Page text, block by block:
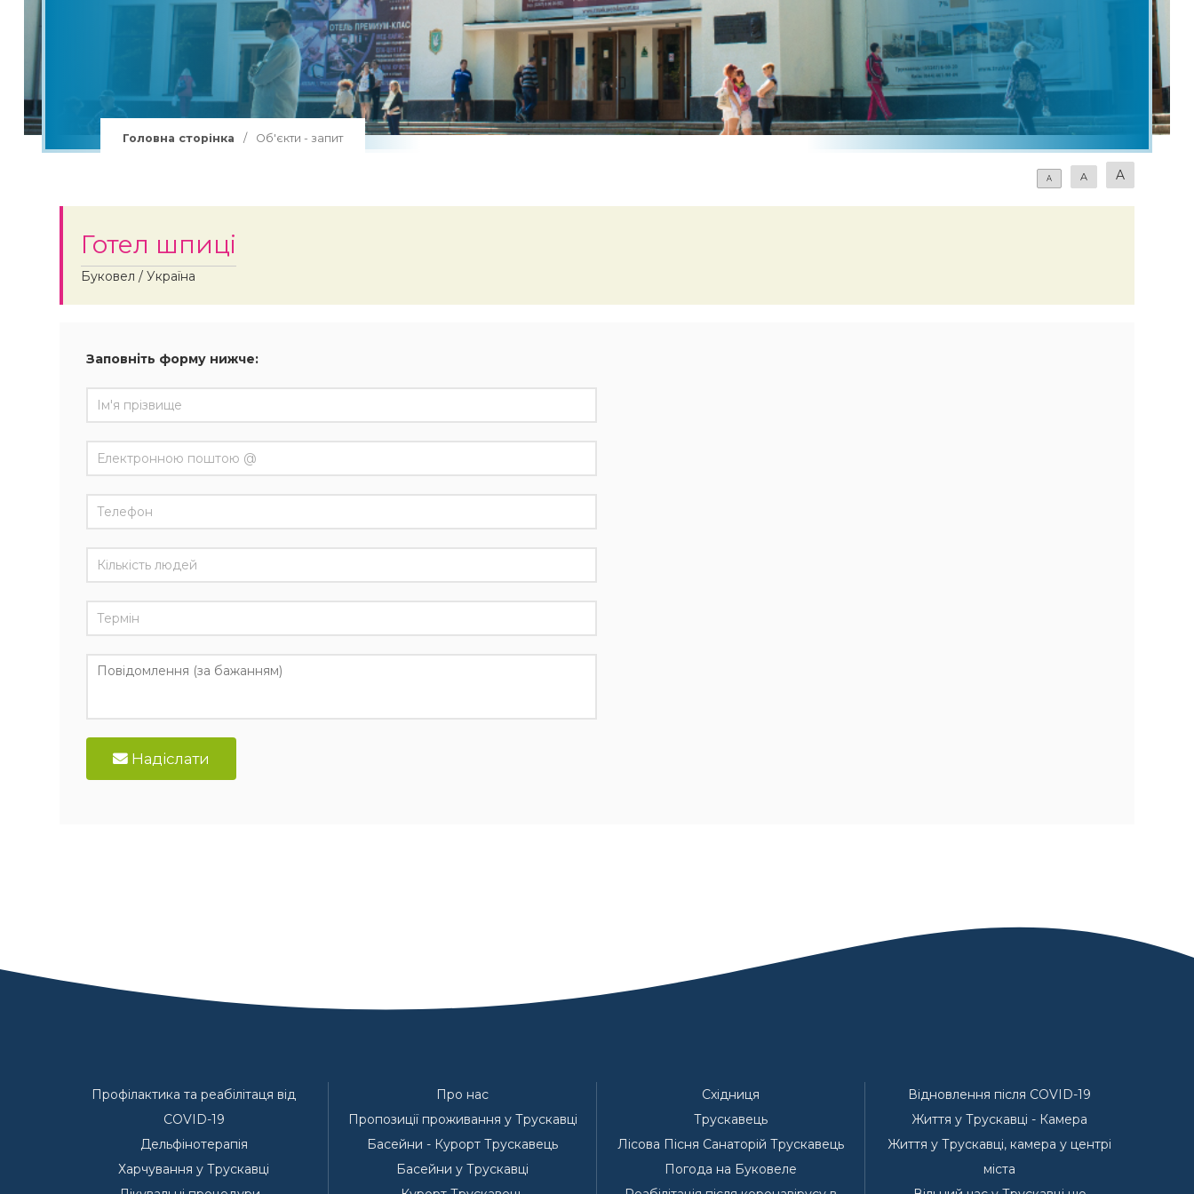
Витяги Буковель
Сноуборд Буковель
Лижні траси Буковель
Свята в Буковелі
Вікенд для двох в Буковелі
Наші екскурсії Буковель
Куліг в Буковелі
Родельбан Speed Fun Буковель
Озеро молодості Буковель
Верхова їзда Буковель
Скеледром Буковель
Головна сторінка / Об'єкти - запит
A A A
Готел шпиці
Буковел / Україна
Заповніть форму нижче:
Надіслати
Профілактика та реабілітаця від
COVID-19
Дельфінотерапія
Харчування у Трускавці
Про нас
Пропозиції проживання у Трускавці
Басейни - Курорт Трускавець
Басейни у Трускавці
Східниця
Трускавець
Лісова Пісня Санаторій Трускавець
Погода на Буковеле
Відновлення після COVID-19
Життя у Трускавці - Камера
Життя у Трускавці, камера у центрі
міста